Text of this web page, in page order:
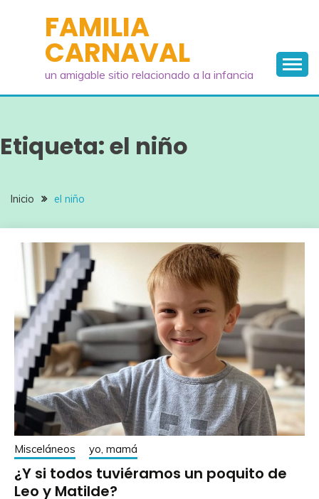
contenidoFAMILIA
CARNAVAL
un amigable sitio relacionado a la infancia
Etiqueta:el niño
Inicio el niño
Misceláneos yo, mamá
¿Y si todos tuviéramos un poquito de
Leo y Matilde?